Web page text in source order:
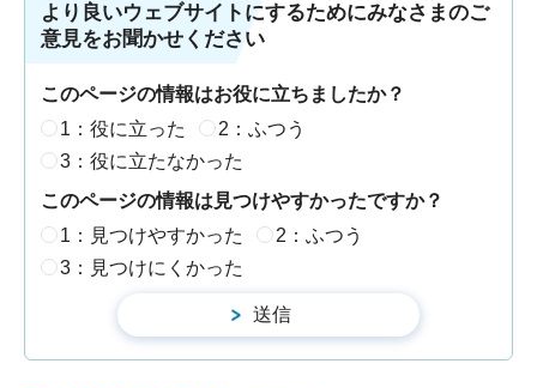
より良いウェブサイトにするためにみなさまのご
意見をお聞かせください
このページの情報はお役に立ちましたか？
1：役に立った
2：ふつう
3：役に立たなかった
このページの情報は見つけやすかったですか？
1：見つけやすかった
2：ふつう
3：見つけにくかった